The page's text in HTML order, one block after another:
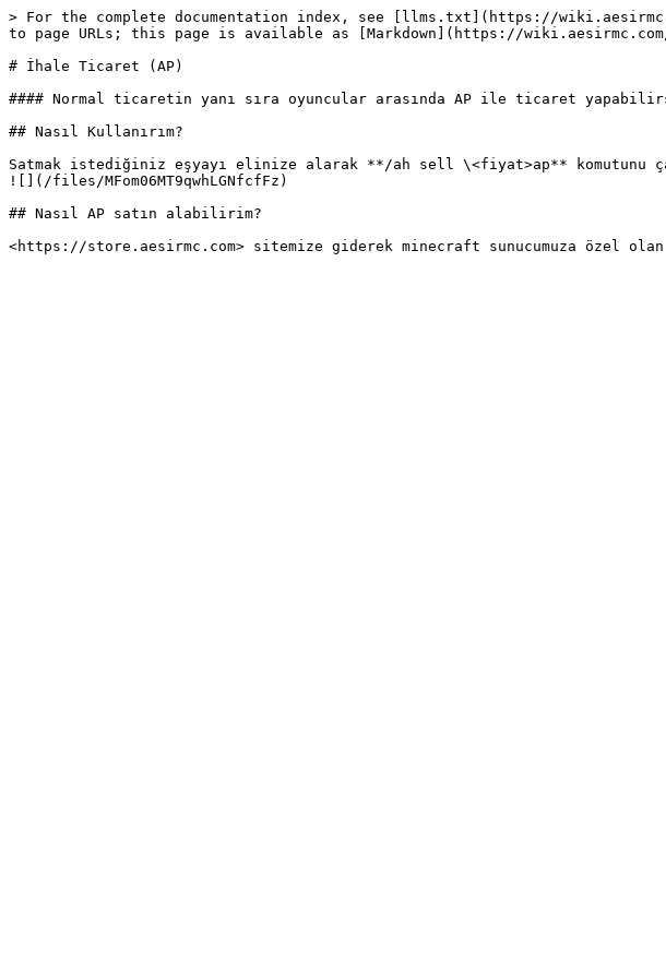
> For the complete documentation index, see [llms.txt](https://
to page URLs; this page is available as [Markdown](https://
# İhale Ticaret (AP)
#### Normal ticaretin yanı sıra oyuncular arasında AP ile ticaret
## Nasıl Kullanırım?
Satmak istediğiniz eşyayı elinize alarak **/ah sell \<fiyat>ap** komutunu
![](/files/MFom06MT9qwhLGNfcfFz)
## Nasıl AP satın alabilirim?